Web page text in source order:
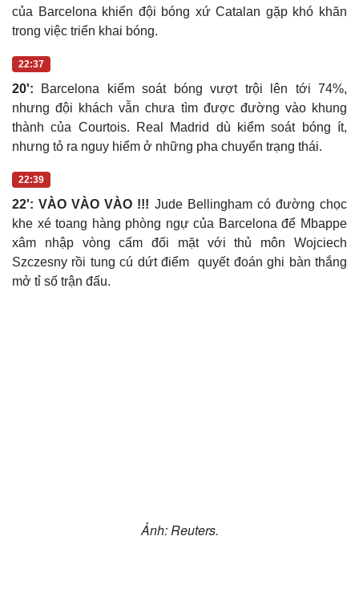
của Barcelona khiến đội bóng xứ Catalan gặp khó khăn
trong việc triển khai bóng.
22:37
20': Barcelona kiểm soát bóng vượt trội lên tới 74%,
nhưng đội khách vẫn chưa tìm được đường vào khung
thành của Courtois. Real Madrid dù kiểm soát bóng ít,
nhưng tỏ ra nguy hiểm ở những pha chuyển trạng thái.
22:39
22': VÀO VÀO VÀO !!! Jude Bellingham có đường chọc
khe xé toang hàng phòng ngự của Barcelona để Mbappe
xâm nhập vòng cấm đối mặt với thủ môn Wojciech
Szczesny rồi tung cú dứt điểm quyết đoán ghi bàn thắng
mở tỉ số trận đấu.
Ảnh: Reuters.